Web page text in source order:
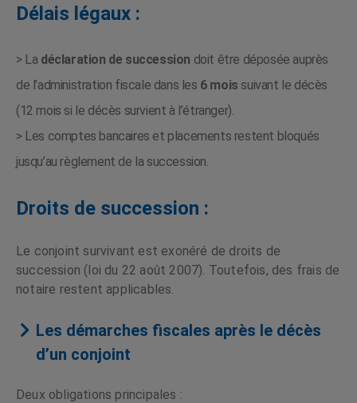
Délais légaux :
> La déclaration de succession doit être déposée auprès
de l’administration fiscale dans les 6 mois suivant le décès
(12 mois si le décès survient à l’étranger).
> Les comptes bancaires et placements restent bloqués
jusqu’au règlement de la succession.
Droits de succession :
Le conjoint survivant est exonéré de droits de
succession (loi du 22 août 2007). Toutefois, des frais de
notaire restent applicables.
Les démarches fiscales après le décès
d’un conjoint
Deux obligations principales :